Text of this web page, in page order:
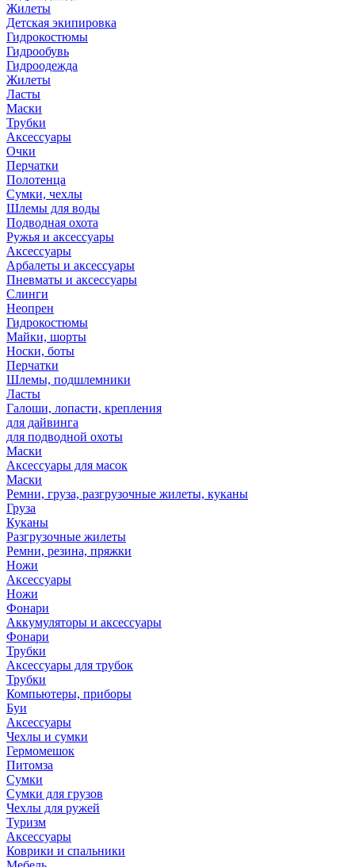
Жилеты
Детская экипировка
Гидрокостюмы
Гидрообувь
Гидроодежда
Жилеты
Ласты
Маски
Трубки
Аксессуары
Очки
Перчатки
Полотенца
Сумки, чехлы
Шлемы для воды
Подводная охота
Ружья и аксессуары
Аксессуары
Арбалеты и аксессуары
Пневматы и аксессуары
Слинги
Неопрен
Гидрокостюмы
Майки, шорты
Носки, боты
Перчатки
Шлемы, подшлемники
Ласты
Галоши, лопасти, крепления
для дайвинга
для подводной охоты
Маски
Аксессуары для масок
Маски
Ремни, груза, разгрузочные жилеты, куканы
Груза
Куканы
Разгрузочные жилеты
Ремни, резина, пряжки
Ножи
Аксессуары
Ножи
Фонари
Аккумуляторы и аксессуары
Фонари
Трубки
Аксессуары для трубок
Трубки
Компьютеры, приборы
Буи
Аксессуары
Чехлы и сумки
Гермомешок
Питомза
Сумки
Сумки для грузов
Чехлы для ружей
Туризм
Аксессуары
Коврики и спальники